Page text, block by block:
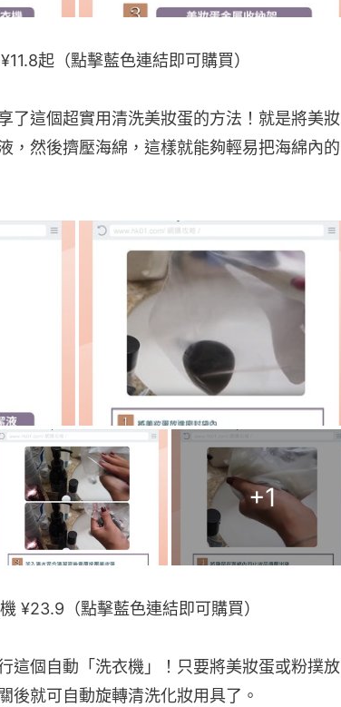
起（點擊藍色連結即可購買）
了這個超實用清洗美妝蛋的方法！就是將美妝
，然後擠壓海綿，這樣就能夠輕易把海綿內的
+1
¥23.9（點擊藍色連結即可購買）
這個自動「洗衣機」！只要將美妝蛋或粉撲放
後就可自動旋轉清洗化妝用具了。